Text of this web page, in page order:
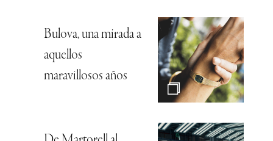
Bulova, una mirada a
aquellos
maravillosos años